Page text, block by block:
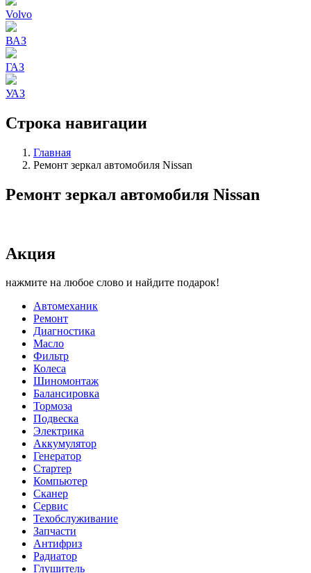
Volvo
ВАЗ
ГАЗ
УАЗ
Строка навигации
Главная
Ремонт зеркал автомобиля Nissan
Ремонт зеркал автомобиля Nissan
Акция
нажмите на любое слово и найдите подарок!
Автомеханик
Ремонт
Диагностика
Масло
Фильтр
Колеса
Шиномонтаж
Балансировка
Тормоза
Подвеска
Электрика
Аккумулятор
Генератор
Стартер
Компьютер
Сканер
Сервис
Техобслуживание
Запчасти
Антифриз
Радиатор
Глушитель